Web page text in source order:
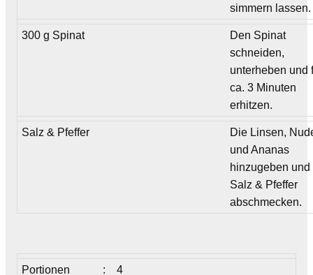
simmern lassen.
300 g Spinat
Den Spinat
schneiden,
unterheben und
ca. 3 Minuten
erhitzen.
Salz & Pfeffer
Die Linsen,
und Ananas
hinzugeben und
Salz & Pfeffer
abschmecken.
Portionen : 4